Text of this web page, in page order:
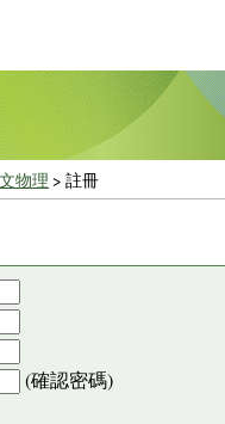
物理 > 註冊
(確認密碼)